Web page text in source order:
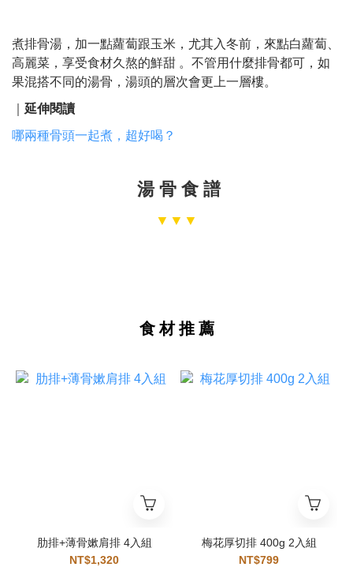
煮排骨湯，加一點蘿蔔跟玉米，尤其入冬前，來點白蘿蔔、
高麗菜，享受食材久熬的鮮甜 。不管用什麼排骨都可，如
果混搭不同的湯骨，湯頭的層次會更上一層樓。
｜ 延伸閱讀
哪兩種骨頭一起煮，超好喝？
湯 骨 食 譜
▼ ▼▼
食 材 推 薦
肋排+薄骨嫰肩排 4入組
NT$1,320
梅花厚切排 400g 2入組
NT$799